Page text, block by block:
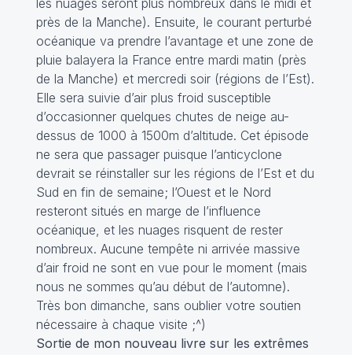
les nuages seront plus nombreux dans le midi et
près de la Manche). Ensuite, le courant perturbé
océanique va prendre l’avantage et une zone de
pluie balayera la France entre mardi matin (près
de la Manche) et mercredi soir (régions de l’Est).
Elle sera suivie d’air plus froid susceptible
d’occasionner quelques chutes de neige au-
dessus de 1000 à 1500m d’altitude. Cet épisode
ne sera que passager puisque l’anticyclone
devrait se réinstaller sur les régions de l’Est et du
Sud en fin de semaine; l’Ouest et le Nord
resteront situés en marge de l’influence
océanique, et les nuages risquent de rester
nombreux. Aucune tempête ni arrivée massive
d’air froid ne sont en vue pour le moment (mais
nous ne sommes qu’au début de l’automne).
Très bon dimanche, sans oublier votre soutien
nécessaire à chaque visite ;^)
Sortie de mon nouveau livre sur les extrêmes